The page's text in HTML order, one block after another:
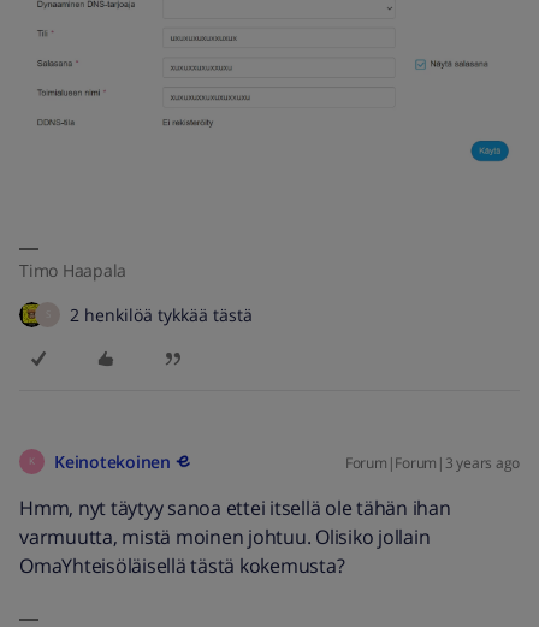
Timo Haapala
2 henkilöä tykkää tästä
K Keinotekoinen Forum|Forum|3 years ago
Hmm, nyt täytyy sanoa ettei itsellä ole tähän ihan
varmuutta, mistä moinen johtuu. Olisiko jollain
OmaYhteisöläisellä tästä kokemusta?